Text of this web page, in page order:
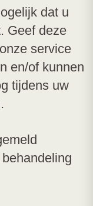
dat u
Geef deze
service
en/of kunnen
tijdens uw